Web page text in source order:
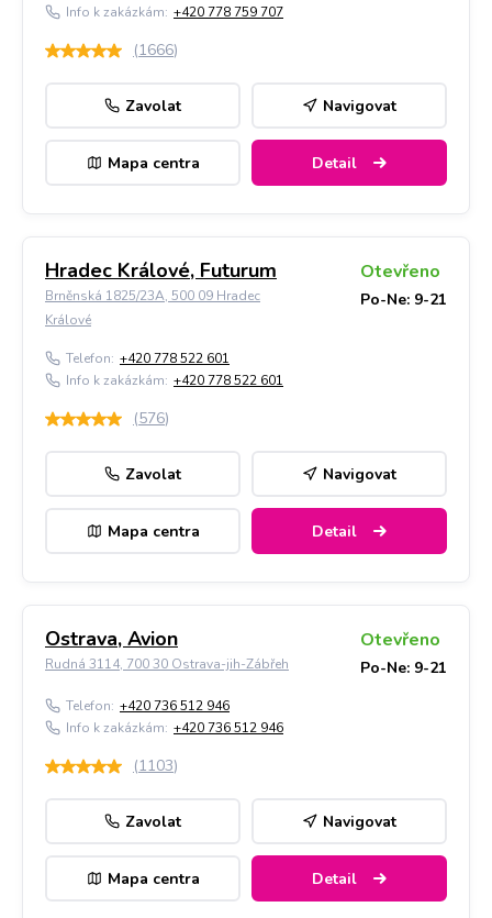
Info k zakázkám: +420 778 759 707
(1666)
Zavolat Navigovat
Mapa centra Detail
Hradec Králové, Futurum
Brněnská 1825/23A, 500 09 Hradec
Králové
Otevřeno
Po-Ne: 9-21
Telefon: +420 778 522 601
Info k zakázkám: +420 778 522 601
(576)
Zavolat Navigovat
Mapa centra Detail
Ostrava, Avion
Rudná 3114, 700 30 Ostrava-jih-Zábřeh
Otevřeno
Po-Ne: 9-21
Telefon: +420 736 512 946
Info k zakázkám: +420 736 512 946
(1103)
Zavolat Navigovat
Mapa centra Detail